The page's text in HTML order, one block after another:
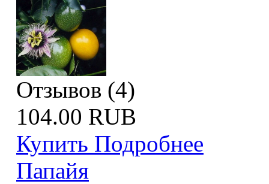
Отзывов (4)
104.00 RUB
Купить Подробнее
Папайя